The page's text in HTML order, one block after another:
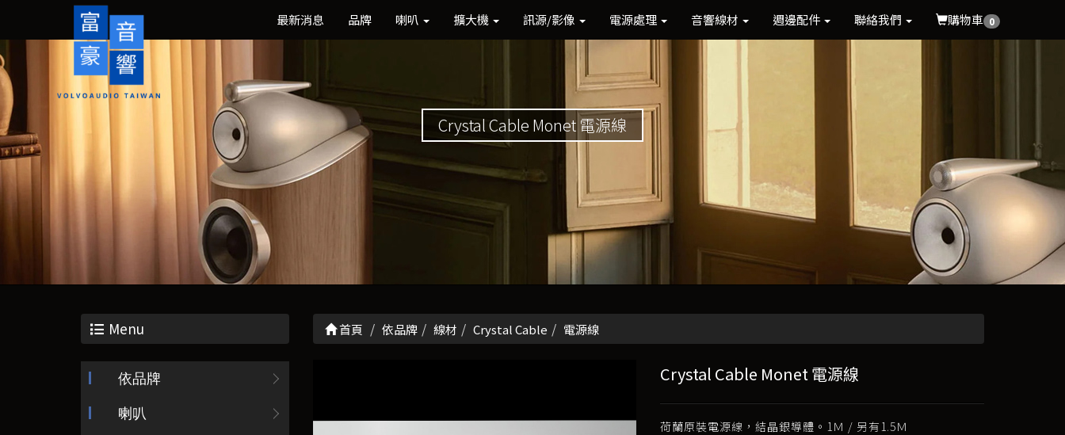
最新消息 品牌 喇叭 擴大機 訊源/影像 電源處理 音響線材 週邊配件 聯絡我們 購物車 0
Crystal Cable Monet 電源線
Menu
依品牌
喇叭
首頁 依品牌 線材 Crystal Cable 電源線
Crystal Cable Monet 電源線
荷蘭原裝電源線，結晶銀導體。1Ｍ / 另有1.5Ｍ